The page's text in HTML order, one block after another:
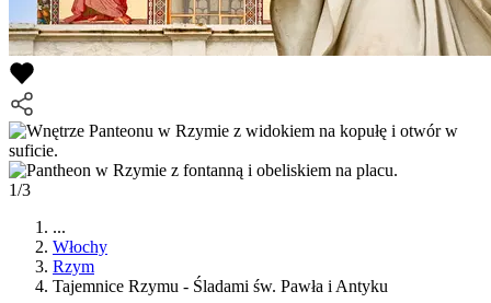
1/3
...
Włochy
Rzym
Tajemnice Rzymu - Śladami św. Pawła i Antyku